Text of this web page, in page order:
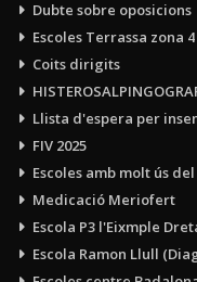
Dubte sobre oposicions
Escoles Terrassa zona 4
Coits dirigits
Llista d'espera per
FIV 2025
Escoles amb molt ús
Medicació Meriofert
Escola P3 l'Eixmple
Escola Ramon Llull